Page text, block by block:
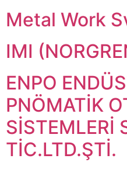
Metal Work
IMI
ENPO
PNÖMATİK
SİSTEMLERİ
TİC.LTD.ŞTİ.